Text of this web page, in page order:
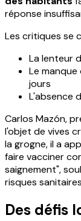
réponse
Les critiques se
La lenteur
Le manque
jours
L'absence
Carlos Mazón,
l'objet de vives
la grogne, il a
faire vacciner
saignement",
risques
Des défis